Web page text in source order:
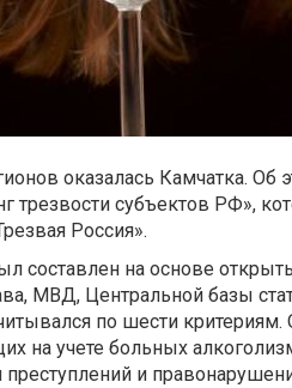
оказалась Камчатка. Об
трезвости субъектов РФ»,
Россия».
составлен на основе
МВД, Центральной базы
по шести критериям.
на учете больных
и